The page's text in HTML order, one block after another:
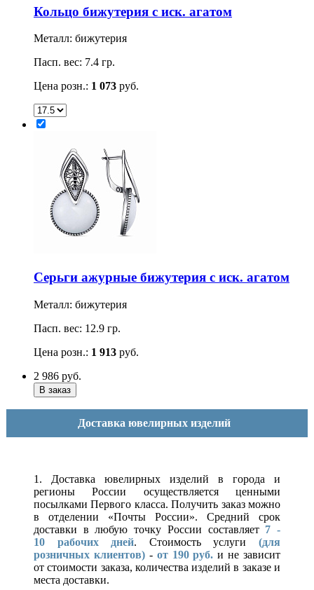
Кольцо бижутерия с иск. агатом
Металл: бижутерия
Пасп. вес: 7.4 гр.
Цена розн.: 1 073 руб.
Серьги ажурные бижутерия с иск. агатом
Металл: бижутерия
Пасп. вес: 12.9 гр.
Цена розн.: 1 913 руб.
2 986 руб.
Доставка ювелирных изделий
1. Доставка ювелирных изделий в города и
регионы России осуществляется ценными
посылками Первого класса. Получить заказ можно
в отделении «Почты России». Средний срок
доставки в любую точку России составляет 7 -
10 рабочих дней. Стоимость услуги(для
розничных клиентов)- от 190 руб. и не зависит
от стоимости заказа, количества изделий в заказе и
места доставки.